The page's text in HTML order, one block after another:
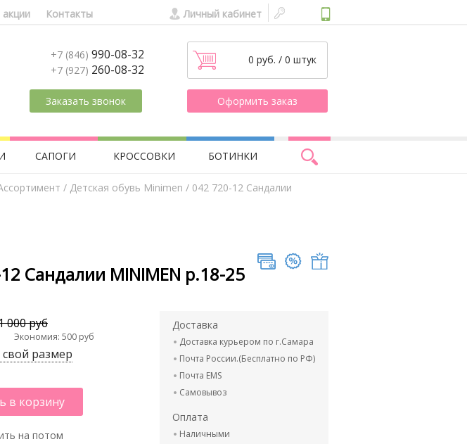
Контакты Личный кабинет
+7 (846) 990-08-32
+7 (927) 260-08-32
Заказать звонок
0 руб. / 0 штук
Оформить заказ
САПОГИ КРОССОВКИ БОТИНКИ
/ Детская обувь Minimen / 042 720-12 Сандалии
Сандалии MINIMEN р.18-25
000 руб
Экономия: 500 руб
размер
в корзину
на потом
Доставка
Доставка курьером по г.Самара
Почта России.(Бесплатно по РФ)
Почта EMS
Самовывоз
Оплата
Наличными